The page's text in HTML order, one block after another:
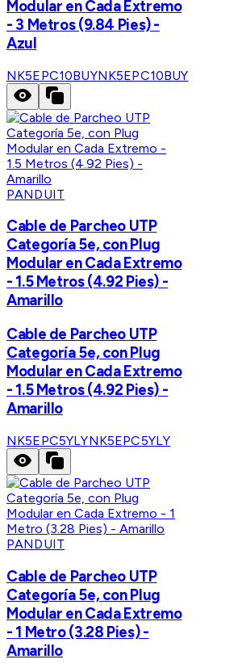
Modular en Cada Extremo
- 3 Metros (9.84 Pies) -
Azul
NK5EPC10BUYNK5EPC10BUY
PANDUIT
Cable de Parcheo UTP
Categoría 5e, con Plug
Modular en Cada Extremo
- 1.5 Metros (4.92 Pies) -
Amarillo
Cable de Parcheo UTP
Categoría 5e, con Plug
Modular en Cada Extremo
- 1.5 Metros (4.92 Pies) -
Amarillo
NK5EPC5YLYNK5EPC5YLY
PANDUIT
Cable de Parcheo UTP
Categoría 5e, con Plug
Modular en Cada Extremo
- 1 Metro (3.28 Pies) -
Amarillo